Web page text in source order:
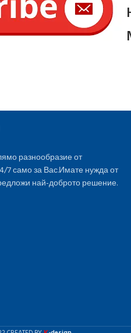
разнообразие от
7 само за Вас.Имате нужда от
най-доброто решение.